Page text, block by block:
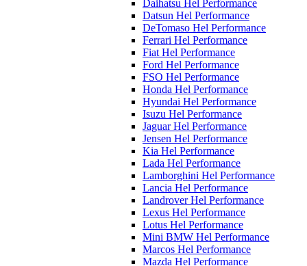
Daihatsu Hel Performance
Datsun Hel Performance
DeTomaso Hel Performance
Ferrari Hel Performance
Fiat Hel Performance
Ford Hel Performance
FSO Hel Performance
Honda Hel Performance
Hyundai Hel Performance
Isuzu Hel Performance
Jaguar Hel Performance
Jensen Hel Performance
Kia Hel Performance
Lada Hel Performance
Lamborghini Hel Performance
Lancia Hel Performance
Landrover Hel Performance
Lexus Hel Performance
Lotus Hel Performance
Mini BMW Hel Performance
Marcos Hel Performance
Mazda Hel Performance